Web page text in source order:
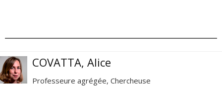
COVATTA, Alice
Professeure agrégée, Chercheuse